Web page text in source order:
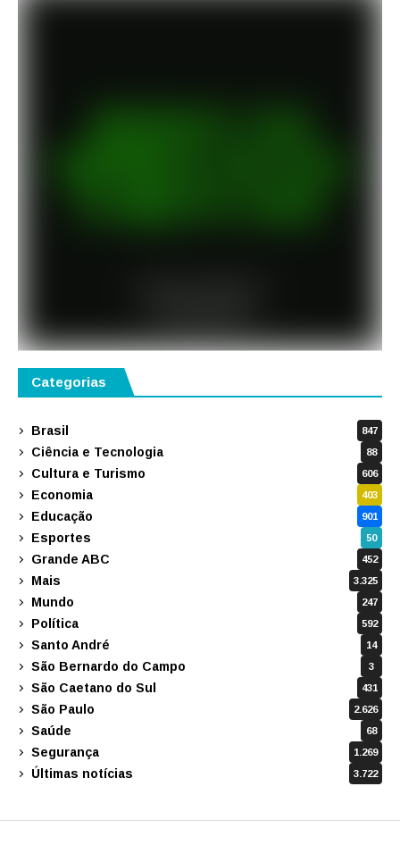
Categorias
Brasil 847
Ciência e Tecnologia 88
Cultura e Turismo 606
Economia 403
Educação 901
Esportes 50
Grande ABC 452
Mais 3.325
Mundo 247
Política 592
Santo André 14
São Bernardo do Campo 3
São Caetano do Sul 431
São Paulo 2.626
Saúde 68
Segurança 1.269
Últimas notícias 3.722